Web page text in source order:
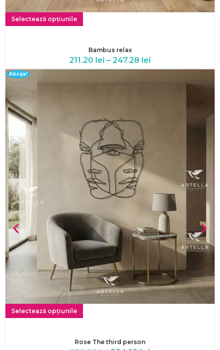
Selectează opțiunile
Bambus relax
211.20 lei – 247.28 lei
Akcija!
Selectează opțiunile
Rose The third person